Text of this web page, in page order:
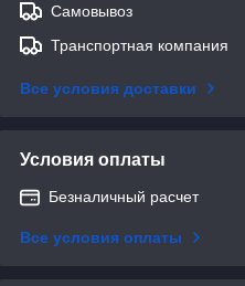
Самовывоз
Транспортная компания
Все условия доставки
Условия оплаты
Безналичный расчет
Все условия оплаты